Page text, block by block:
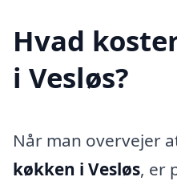
Hvad
i Vesløs?
Når man overvejer
køkken i Vesløs, er